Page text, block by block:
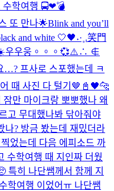
수학여행 🚍❤︎💣
또 만나🌟Blink and you’ll
and white 🤍🖤˖·˳.笑門
우우웅。。。💞⚠️∴ ∉
…? 프사로 스포했는데 ㅋ
때 사진 다 털기🤎 📓🖤🐆
잠만 마이크랑 뽀뽀했나 왜
고 무대했나봐 닦아줘야
나? 방금 봤는데 재밌더라
었는데 다음 에피소드 까
수학여행 때 지인짜 더웠
특히 나단쌤께서 함께 지
학여행 이었어ㅠ 나단쌤